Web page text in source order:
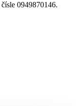
0949870146.